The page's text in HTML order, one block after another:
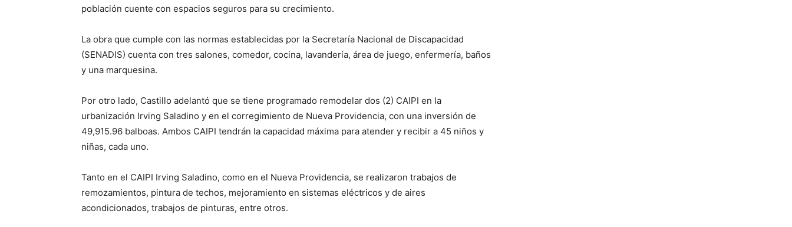
población cuente con espacios seguros para su crecimiento.
La obra que cumple con las normas establecidas por la Secretaría Nacional de Discapacidad
(SENADIS) cuenta con tres salones, comedor, cocina, lavandería, área de juego, enfermería, baños
y una marquesina.
Por otro lado, Castillo adelantó que se tiene programado remodelar dos (2) CAIPI en la
urbanización Irving Saladino y en el corregimiento de Nueva Providencia, con una inversión de
49,915.96 balboas. Ambos CAIPI tendrán la capacidad máxima para atender y recibir a 45 niños y
niñas, cada uno.
Tanto en el CAIPI Irving Saladino, como en el Nueva Providencia, se realizaron trabajos de
remozamientos, pintura de techos, mejoramiento en sistemas eléctricos y de aires
acondicionados, trabajos de pinturas, entre otros.